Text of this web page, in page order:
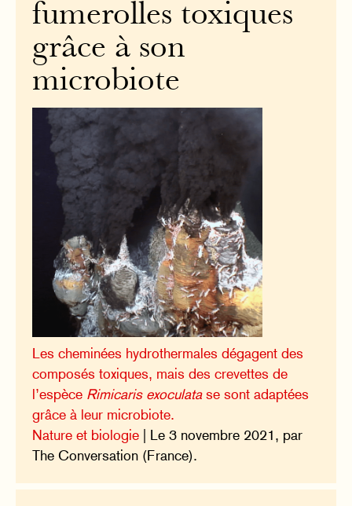
fumerolles toxiques
grâce à son
microbiote
Les cheminées hydrothermales dégagent des
composés toxiques, mais des crevettes de
l’espèce Rimicaris exoculatase sont adaptées
grâce à leur microbiote.
Nature et biologie | Le 3 novembre 2021, par
The Conversation (France).